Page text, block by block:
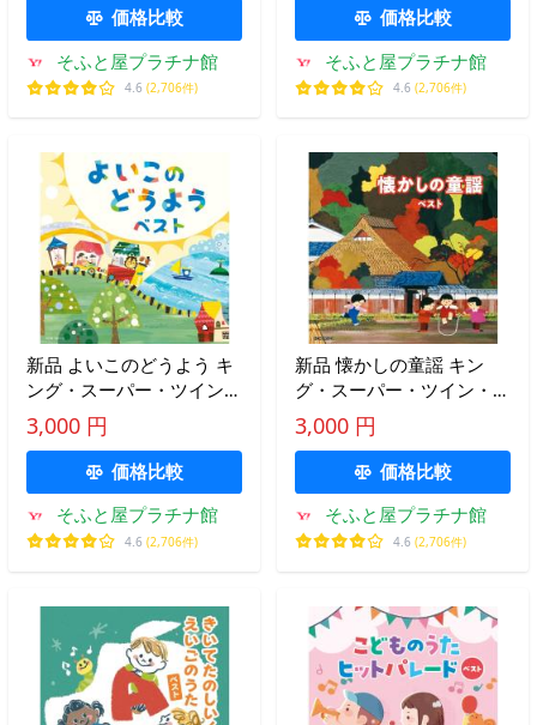
KICW7227 価格比較
そふと屋プラチナ館
4.6 (2,706件)
価格比較
そふと屋プラチナ館
4.6 (2,706件)
新品 よいこのどうよう キ
ング・スーパー・ツイン・
シリーズ 2026 / (CD)
KICW7801
3,000 円
価格比較
そふと屋プラチナ館
4.6 (2,706件)
新品 懐かしの童謡 キン
グ・スーパー・ツイン・シ
リーズ 2026 / (CD)
KICW7805
3,000 円
価格比較
そふと屋プラチナ館
4.6 (2,706件)